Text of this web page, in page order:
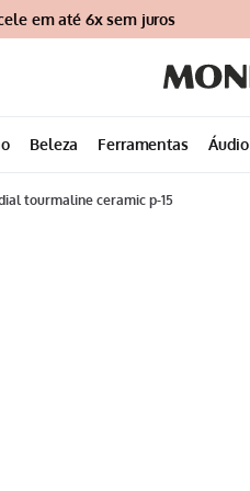
em até 6x sem juros
Beleza Ferramentas Áudio
tourmaline ceramic p-15